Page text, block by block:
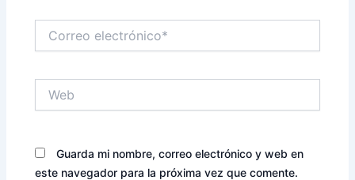
electrónico*
Guarda mi nombre, correo electrónico y web en
este navegador para la próxima vez que comente.